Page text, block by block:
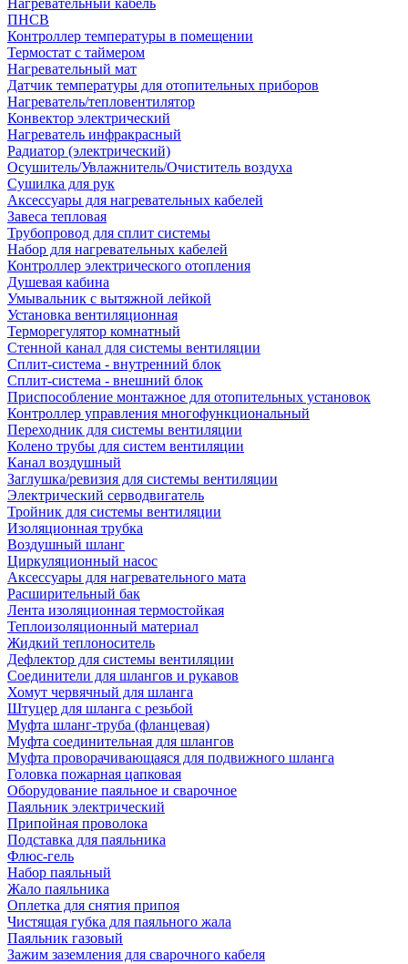
Нагревательный кабель
ПНСВ
Контроллер температуры в помещении
Термостат с таймером
Нагревательный мат
Датчик температуры для отопительных приборов
Нагреватель/тепловентилятор
Конвектор электрический
Нагреватель инфракрасный
Радиатор (электрический)
Осушитель/Увлажнитель/Очиститель воздуха
Сушилка для рук
Аксессуары для нагревательных кабелей
Завеса тепловая
Трубопровод для сплит системы
Набор для нагревательных кабелей
Контроллер электрического отопления
Душевая кабина
Умывальник с вытяжной лейкой
Установка вентиляционная
Терморегулятор комнатный
Стенной канал для системы вентиляции
Сплит-система - внутренний блок
Сплит-система - внешний блок
Приспособление монтажное для отопительных установок
Контроллер управления многофункциональный
Переходник для системы вентиляции
Колено трубы для систем вентиляции
Канал воздушный
Заглушка/ревизия для системы вентиляции
Электрический серводвигатель
Тройник для системы вентиляции
Изоляционная трубка
Воздушный шланг
Циркуляционный насос
Аксессуары для нагревательного мата
Расширительный бак
Лента изоляционная термостойкая
Теплоизоляционный материал
Жидкий теплоноситель
Дефлектор для системы вентиляции
Соединители для шлангов и рукавов
Хомут червячный для шланга
Штуцер для шланга с резьбой
Муфта шланг-труба (фланцевая)
Муфта соединительная для шлангов
Муфта проворачивающаяся для подвижного шланга
Головка пожарная цапковая
Оборудование паяльное и сварочное
Паяльник электрический
Припойная проволока
Подставка для паяльника
Флюс-гель
Набор паяльный
Жало паяльника
Оплетка для снятия припоя
Чистящая губка для паяльного жала
Паяльник газовый
Зажим заземления для сварочного кабеля